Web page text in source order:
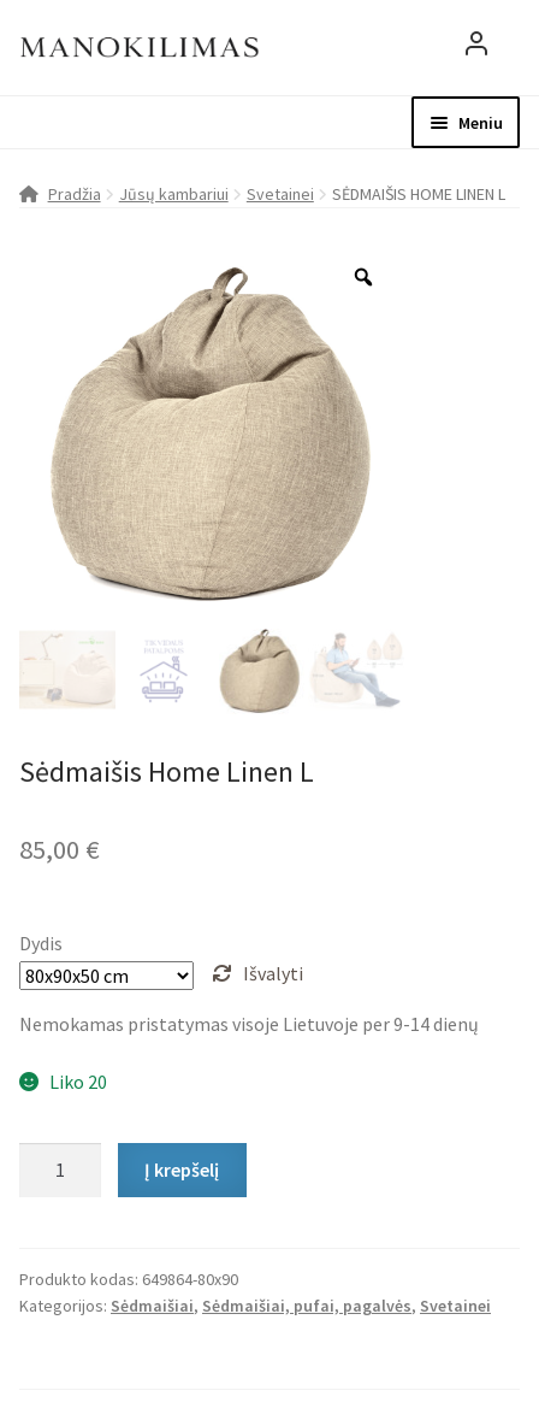
Meniu
Apie mus
Paskyra
Pradžia Jūsų kambariui Svetainei SĖDMAIŠIS HOME LINEN L
Sėdmaišis Home Linen L
85,00 €
Dydis
Išvalyti
Nemokamas pristatymas visoje Lietuvoje per 9-14 dienų
Liko 20
Linen
L
Į krepšelį
Produkto kodas: 649864-80x90
Kategorijos: Sėdmaišiai, Sėdmaišiai, pufai, pagalvės, Svetainei